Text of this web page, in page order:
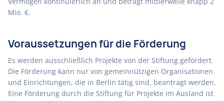
Mio. €.
Voraussetzungen für die Förderung
Es werden ausschließlich Projekte von der Stiftung gefördert.
Die Förderung kann nur von gemeinnützigen Organisationen
und Einrichtungen, die in Berlin tätig sind, beantragt werden.
Eine Förderung durch die Stiftung für Projekte im Ausland ist